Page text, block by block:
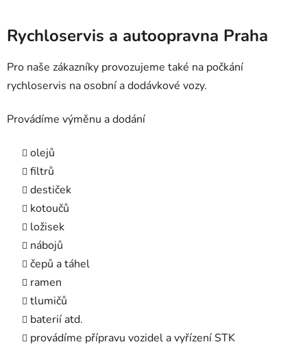
Rychloservis a autoopravna Praha
Pro naše zákazníky provozujeme také na počkání
rychloservis na osobní a dodávkové vozy.
Provádíme výměnu a dodání
olejů
filtrů
destiček
kotoučů
ložisek
nábojů
čepů a táhel
ramen
tlumičů
baterií atd.
provádíme přípravu vozidel a vyřízení STK